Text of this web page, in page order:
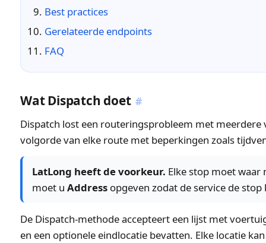
Best practices
Gerelateerde endpoints
FAQ
Wat Dispatch doet #
Dispatch lost een routeringsprobleem met
volgorde van elke route met beperkingen zoals
LatLong heeft de voorkeur. Elke stop moet
moet u Address opgeven zodat de service de
De Dispatch-methode accepteert een lijst met
en een optionele eindlocatie bevatten. Elke locatie